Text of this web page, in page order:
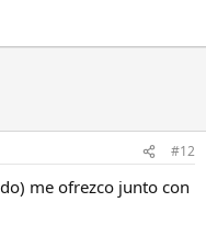
#12
me ofrezco junto con